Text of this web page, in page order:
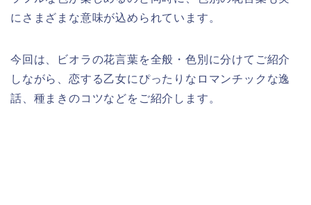
にさまざまな意味が込められています。
今回は、ビオラの花言葉を全般・色別に分けてご紹介
しながら、恋する乙女にぴったりなロマンチックな逸
話、種まきのコツなどをご紹介します。